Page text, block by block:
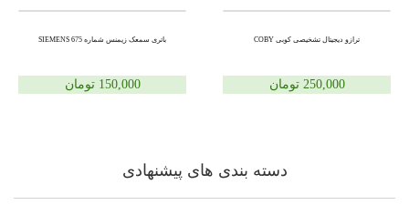
ترازو دیجیتال تشخیصی کوبی COBY
250,000 تومان
باتری سمعک زیمنس شماره 675 SIEMENS
150,000 تومان
دسته بندی های پیشنهادی